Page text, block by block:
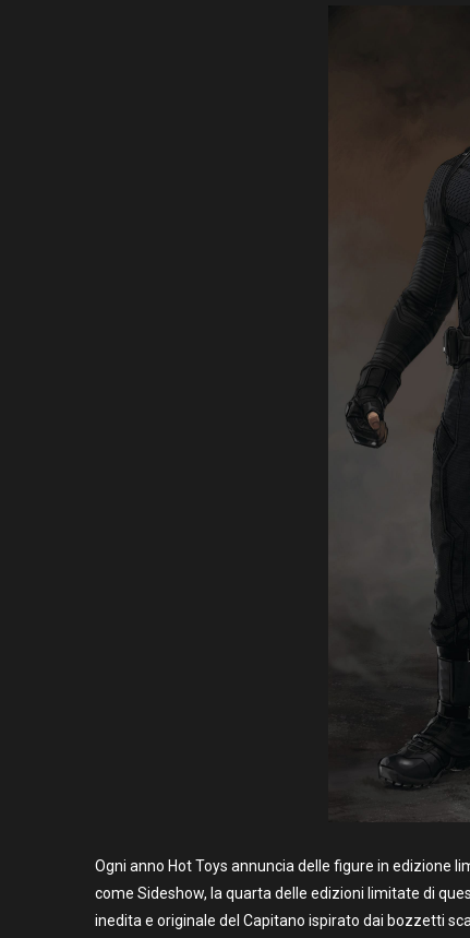
Ogni anno Hot Toys annuncia delle figure in edizione
come Sideshow, la quarta delle edizioni limitate di
inedita e originale del Capitano ispirato dai bozzetti